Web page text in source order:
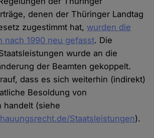
denen der Thüringer Landtag
zugestimmt hat, wurden die
nach 1990 neu gefasst. Die
wurde an die
der Beamten gekoppelt.
dass es sich weiterhin (indirekt)
Besoldung von
handelt (siehe
Staatsleistungen).